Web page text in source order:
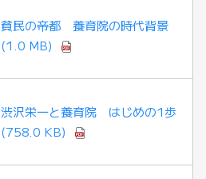
貧民の帝都 養育院の時代背景
(1.0 MB)
渋沢栄一と養育院 はじめの1歩
(758.0 KB)